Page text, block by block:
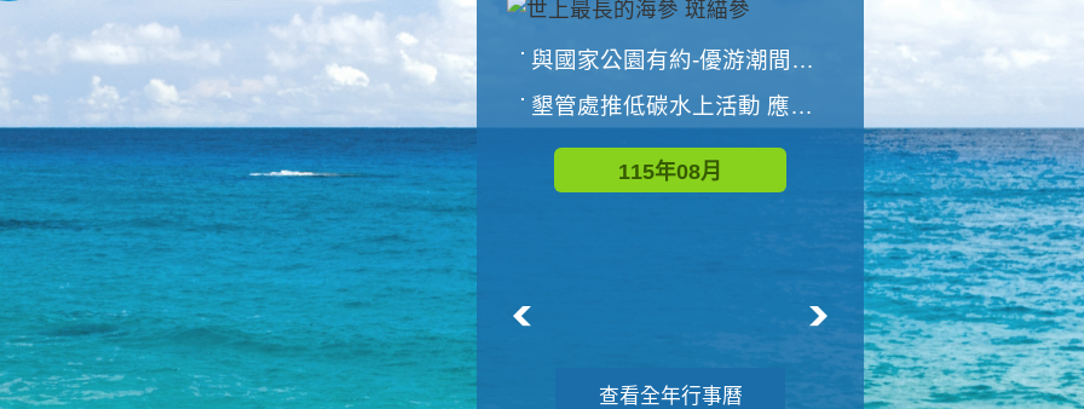
與國家公園有約-優游潮間探險者
墾管處推低碳水上活動 應屆畢業生限額免費參加
115年08月
世界地球清潔日 墾管處辦理「2026年墾丁國家公園沙灘淨灘活動
115年09月
查看全年行事曆